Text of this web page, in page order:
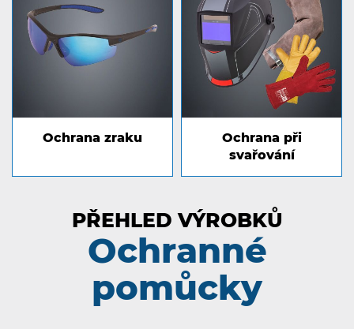
Ochrana zraku
Ochrana při
svařování
PŘEHLED VÝROBKŮ
Ochranné
pomůcky